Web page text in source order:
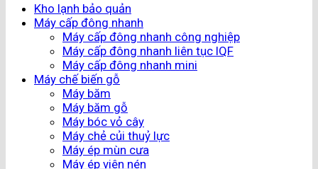
Kho lạnh bảo quản
Máy cấp đông nhanh
Máy cấp đông nhanh công nghiệp
Máy cấp đông nhanh liên tục IQF
Máy cấp đông nhanh mini
Máy chế biến gỗ
Máy băm
Máy băm gỗ
Máy bóc vỏ cây
Máy chẻ củi thuỷ lực
Máy ép mùn cưa
Máy ép viên nén